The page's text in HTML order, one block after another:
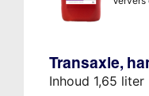
Transaxle,
Inhoud 1,65 liter